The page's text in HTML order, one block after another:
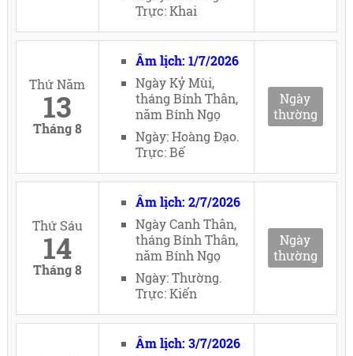
Trực: Khai
Thứ Năm
13
Tháng 8
Âm lịch: 1/7/2026
Ngày Kỷ Mùi,
tháng Bính Thân,
năm Bính Ngọ
Ngày: Hoàng Đạo.
Trực: Bế
Ngày
thường
Thứ Sáu
14
Tháng 8
Âm lịch: 2/7/2026
Ngày Canh Thân,
tháng Bính Thân,
năm Bính Ngọ
Ngày: Thường.
Trực: Kiến
Ngày
thường
Âm lịch: 3/7/2026